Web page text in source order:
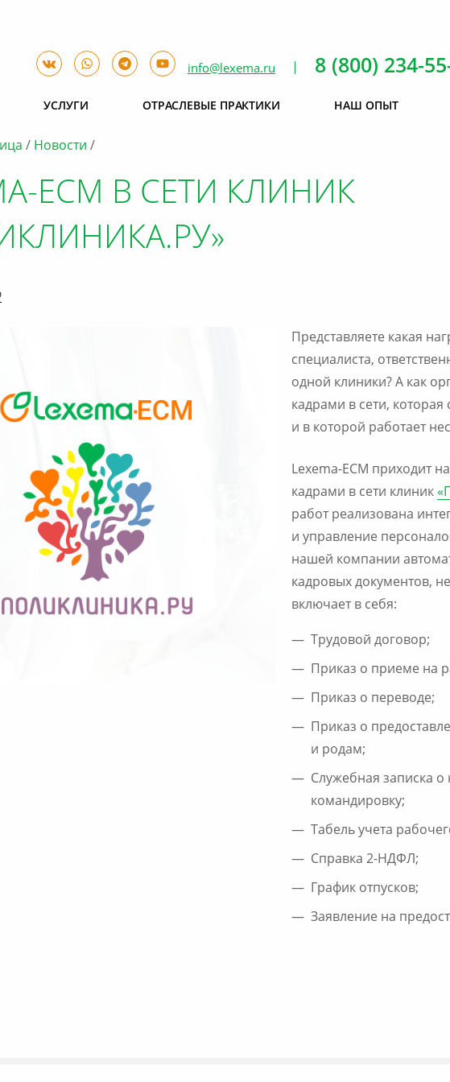
Новости
ECM В СЕТИ КЛИНИК
Представляете какая
специалиста,
одной клиники? А как
кадрами в сети, которая
и в которой работает
Lexema-ECM приходит
кадрами в сети клиник
работ реализована
и управление
нашей компании
кадровых документов,
включает в себя:
Трудовой договор;
Приказ о приеме на
Приказ о переводе;
Приказ о
и родам;
Служебная записка
командировку;
Табель учета
Справка 2-НДФЛ;
График отпусков;
Заявление на
info@lexema.ru 8 (800) 234-
УСЛУГИ ОТРАСЛЕВЫЕ ПРАКТИКИ НАШ ОПЫТ